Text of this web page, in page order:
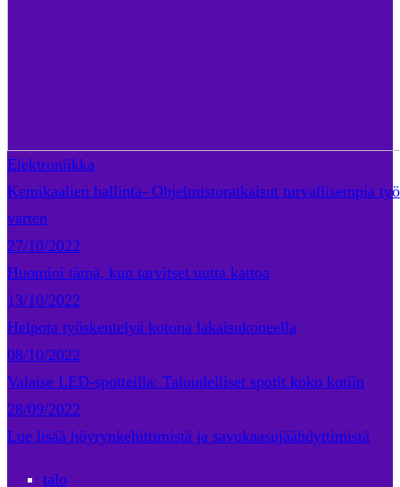
Elektroniikka
Kemikaalien hallinta- Ohjelmistoratkaisut turvallisempia
varten
27/10/2022
Huomioi tämä, kun tarvitset uutta kattoa
13/10/2022
Helpota työskentelyä kotona lakaisukoneella
08/10/2022
Valaise LED-spotteilla: Taloudelliset spotit koko kotiin
28/09/2022
Lue lisää höyrynkehittimistä ja savukaasujäähdyttimistä
talo